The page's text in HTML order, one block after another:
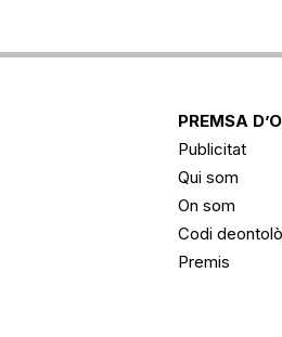
PREMSA
Publicitat
Qui som
On som
Codi
Premis